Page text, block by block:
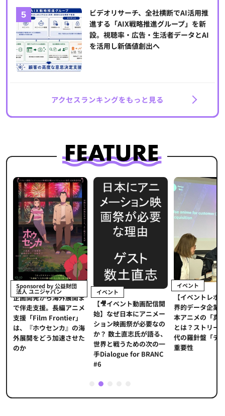
ビデオリサーチ、全社横断でAI活用推
進する「AIX戦略推進グループ」を新
設。視聴率・広告・生活者データとAI
を活用し新価値創出へ
アクセスランキングをもっと見る
Sponsored by 公益財団
法人 ユニジャパン
企画開発から海外展開ま
で伴走支援。長編アニメ
支援「Film Frontier」
は、『ホウセンカ』の海
外展開をどう加速させた
のか
イベント
【🎥イベント動画配信開
始】なぜ日本にアニメー
ション映画祭が必要なの
か？ 数土直志氏が語る、
世界と戦うための次の一
手Dialogue for BRANC
#6
イベント
【イベントレポ
界的データ企業
本アニメの「真
とは？ストリー
代の羅針盤「デ
重要性
2